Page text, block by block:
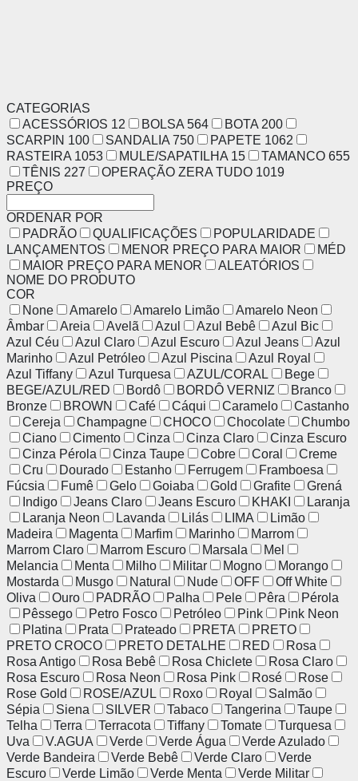
CATEGORIAS
ACESSÓRIOS 12 BOLSA 564 BOTA 200
SCARPIN 100 SANDALIA 750 PAPETE 1062
RASTEIRA 1053 MULE/SAPATILHA 15 TAMANCO 655
TÊNIS 227 OPERAÇÃO ZERA TUDO 1019
PREÇO
ORDENAR POR
PADRÃO
QUALIFICAÇÕES
POPULARIDADE
LANÇAMENTOS
MENOR PREÇO PARA MAIOR
MÉD
MAIOR PREÇO PARA MENOR
ALEATÓRIOS
NOME DO PRODUTO
COR
None
Amarelo Amarelo Limão
Amarelo Neon
Âmbar
Areia Avelã Azul Azul Bebê
Azul Bic
Azul Céu
Azul Claro Azul Escuro Azul Jeans
Azul
Marinho
Azul Petróleo Azul Piscina
Azul Royal
Azul Tiffany
Azul Turquesa AZUL/CORAL
Bege
BEGE/AZUL/RED
Bordô BORDÔ VERNIZ
Branco
Bronze
BROWN Café Cáqui Caramelo
Castanho
Cereja
Champagne CHOCO Chocolate
Chumbo
Ciano
Cimento Cinza Cinza Claro
Cinza Escuro
Cinza Pérola
Cinza Taupe Cobre Coral
Creme
Cru
Dourado Estanho Ferrugem
Framboesa
Fúcsia
Fumê Gelo Goiaba Gold Grafite
Grená
Indigo
Jeans Claro Jeans Escuro KHAKI
Laranja
Laranja Neon
Lavanda Lilás LIMA
Limão
Madeira
Magenta Marfim Marinho
Marrom
Marrom Claro
Marrom Escuro Marsala
Mel
Melancia
Menta Milho Militar Mogno
Morango
Mostarda
Musgo Natural Nude OFF
Off White
Oliva
Ouro PADRÃO Palha Pele Pêra
Pérola
Pêssego
Petro Fosco Petróleo Pink
Pink Neon
Platina
Prata Prateado PRETA
PRETO
PRETO CROCO
PRETO DETALHE RED
Rosa
Rosa Antigo
Rosa Bebê Rosa Chiclete
Rosa Claro
Rosa Escuro
Rosa Neon Rosa Pink Rosé
Rose
Rose Gold
ROSE/AZUL Roxo Royal
Salmão
Sépia
Siena SILVER Tabaco Tangerina
Taupe
Telha
Terra Terracota Tiffany Tomate
Turquesa
Uva
V.AGUA Verde Verde Água
Verde Azulado
Verde Bandeira
Verde Bebê Verde Claro
Verde
Escuro
Verde Limão Verde Menta
Verde Militar